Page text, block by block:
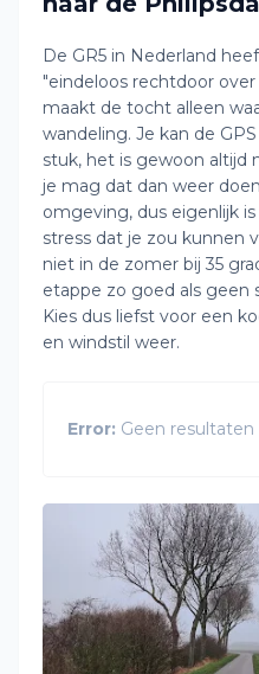
De GR5 in Nederland
"eindeloos rechtdoor
maakt de tocht alleen
wandeling. Je kan de
stuk, het is gewoon altijd
je mag dat dan weer
omgeving, dus eigenlijk
stress dat je zou kunnen
niet in de zomer bij 35
etappe zo goed als geen
Kies dus liefst voor een
en windstil weer.
Error: Geen